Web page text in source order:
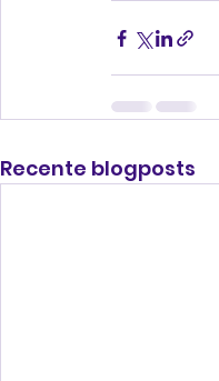
Recente blogposts